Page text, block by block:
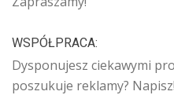
WSPÓŁPRACA:
Dysponujesz ciekawymi
poszukuje reklamy?